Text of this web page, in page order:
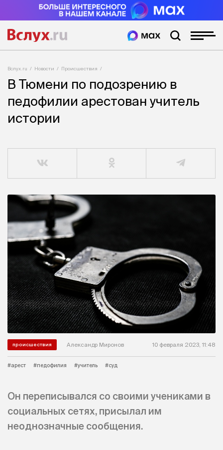
Вслух.ru Новости Происшествия
В Тюмени по подозрению в
педофилии арестован учитель
истории
происшествия Александр Миронов 10 февраля 2023, 11:48
#арест #педофилия #учитель #суд
Он переписывался со своими учениками в
социальных сетях, присылал им
неоднозначные сообщения.